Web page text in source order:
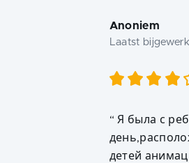
Anoniem
Laatst
“Я была с
детей